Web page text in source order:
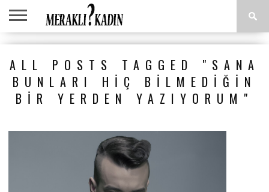
ANASAYFA
ÇOCUK
İLIŞKILER
TARIFLERI
ALL POSTS TAGGED "SANA
BUNLARI HIÇ BILMEDIĞIN
BIR YERDEN YAZIYORUM"